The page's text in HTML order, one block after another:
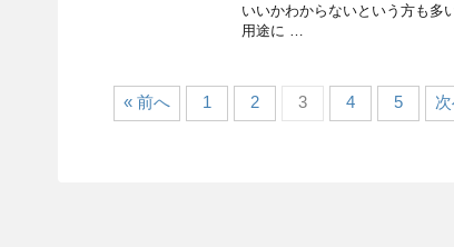
いいかわからないという方も多
用途に …
« 前へ 1 2 3 4 5